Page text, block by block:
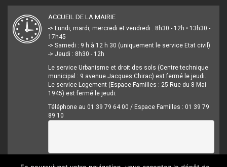
ACCUEIL DE LA MAIRIE
-> Lundi, mardi, mercredi et vendredi : 8h30 - 12h • 13h30 -
17h45
-> Samedi : 9 h à 12 h 30 (uniquement le service Etat civil)
-> Jeudi : 8h30 - 12h
Le service Urbanisme et droit des sols (Centre technique
municipal : 9 avenue Jacques Chirac) est fermé le jeudi.
Le service Logement (Espace Familles : 25 Rue du 8 Mai
1945) est fermé le jeudi.
Téléphone au 01 39 79 64 00 / Espace Familles : 01 39 79
89 10